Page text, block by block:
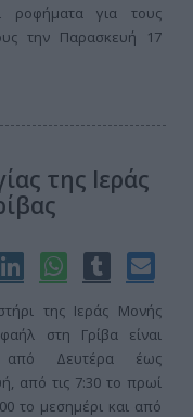
ροφήματα για τους
την Παρασκευή 17
της Ιεράς
της Ιεράς Μονής
στη Γρίβα είναι
από Δευτέρα έως
από τις 7:30 το πρωί
το μεσημέρι και από